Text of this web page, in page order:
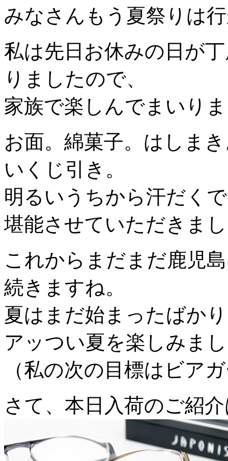
みなさんもう夏祭りは
私は先日お休みの日が
りましたので、
家族で楽しんでまいり
お面。綿菓子。はしま
いくじ引き。
明るいうちから汗だく
堪能させていただきま
これからまだまだ鹿児
続きますね。
夏はまだ始まったばか
アッつい夏を楽しみま
（私の次の目標はビア
さて、本日入荷のご紹